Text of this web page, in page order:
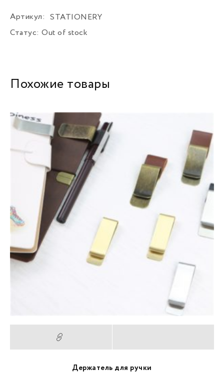
Артикул:
STATIONERY
Статус: Out of stock
Похожие товары
Держатель для ручки